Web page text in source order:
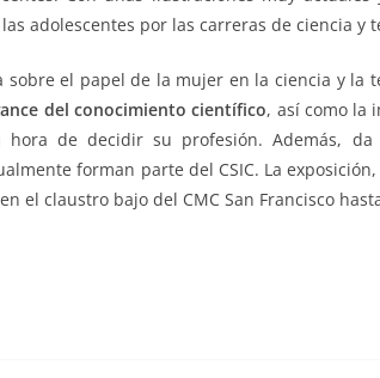
adolescentes por las carreras de ciencia y
sobre el papel de la mujer en la ciencia y la
del conocimiento científico, así como la
hora de decidir su profesión. Además,
forman parte del CSIC. La
el claustro bajo del CMC San Francisco